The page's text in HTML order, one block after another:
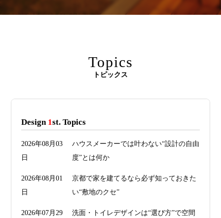
Topics
トピックス
Design 1st. Topics
2026年08月03
日
ハウスメーカーでは叶わない“設計の自由
度”とは何か
2026年08月01
日
京都で家を建てるなら必ず知っておきた
い“敷地のクセ”
2026年07月29
洗面・トイレデザインは“選び方”で空間